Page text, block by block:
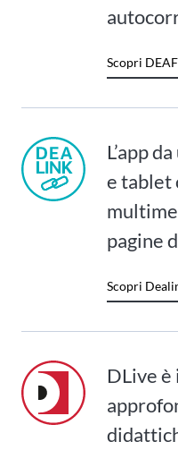
Scopri
L’app
e tablet
pagine
Scopri
DLive è